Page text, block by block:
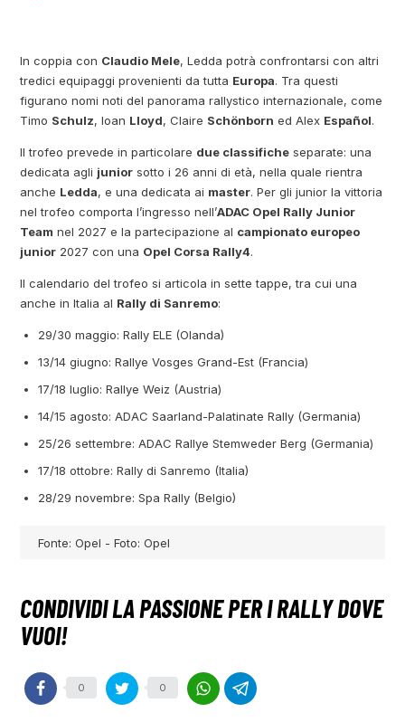
In coppia con Claudio Mele, Ledda potrà confrontarsi con altri
tredici equipaggi provenienti da tutta Europa. Tra questi
figurano nomi noti del panorama rallystico internazionale, come
Timo Schulz, Ioan Lloyd, Claire Schönborn ed Alex Español.
Il trofeo prevede in particolare due classifiche separate: una
dedicata agli junior sotto i 26 anni di età, nella quale rientra
anche Ledda, e una dedicata ai master. Per gli junior la vittoria
nel trofeo comporta l’ingresso nell’ADAC Opel Rally Junior
Team nel 2027 e la partecipazione al campionato europeo
junior 2027 con una Opel Corsa Rally4.
Il calendario del trofeo si articola in sette tappe, tra cui una
anche in Italia al Rally di Sanremo:
29/30 maggio: Rally ELE (Olanda)
13/14 giugno: Rallye Vosges Grand-Est (Francia)
17/18 luglio: Rallye Weiz (Austria)
14/15 agosto: ADAC Saarland-Palatinate Rally (Germania)
25/26 settembre: ADAC Rallye Stemweder Berg (Germania)
17/18 ottobre: Rally di Sanremo (Italia)
28/29 novembre: Spa Rally (Belgio)
Fonte: Opel - Foto: Opel
0 0